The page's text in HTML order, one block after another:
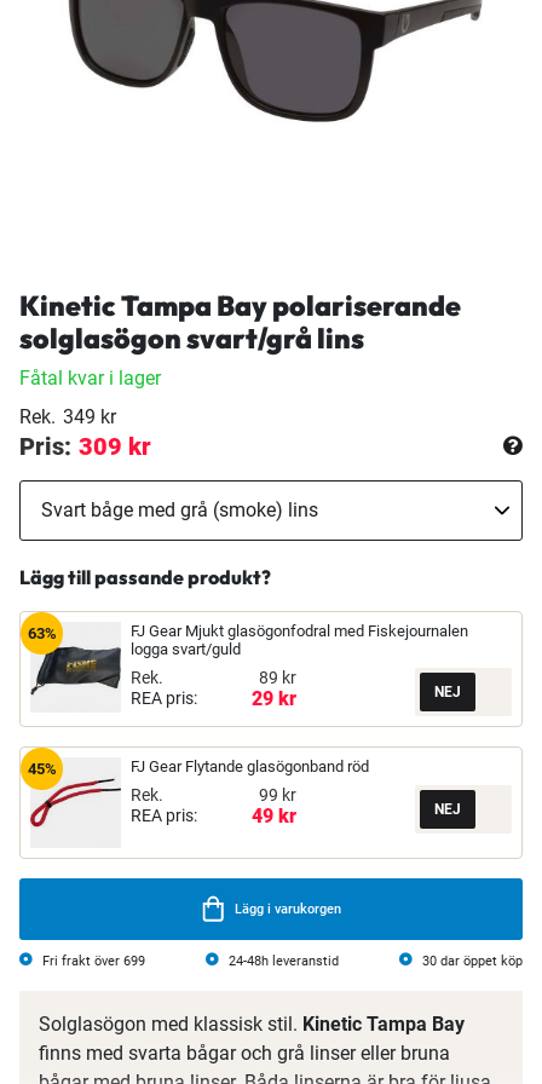
Kinetic Tampa Bay polariserande
solglasögon svart/grå lins
Fåtal kvar i lager
Rek. 349 kr
Pris: 309 kr
Lägg till passande produkt?
63%
FJ Gear Mjukt glasögonfodral med Fiskejournalen
logga svart/guld
Rek.
89 kr
REA pris:
29 kr
45% FJ Gear Flytande glasögonband röd
Rek.
99 kr
REA pris:
49 kr
Lägg i varukorgen
Fri frakt över 699 24-48h leveranstid 30 dar öppet köp
Solglasögon med klassisk stil. Kinetic Tampa Bay
finns med svarta bågar och grå linser eller bruna